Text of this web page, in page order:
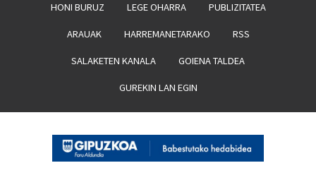
HONI BURUZ LEGE OHARRA PUBLIZITATEA
ARAUAK HARREMANETARAKO RSS
SALAKETEN KANALA GOIENA TALDEA
GUREKIN LAN EGIN